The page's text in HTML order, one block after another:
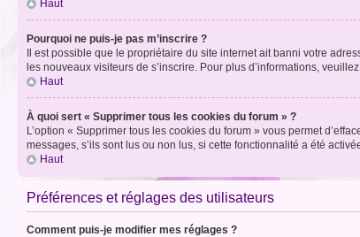
Haut
Pourquoi ne puis-je pas m’inscrire ?
Il est possible que le propriétaire du site internet ait banni votre
les nouveaux visiteurs de s’inscrire. Pour plus d’informations,
Haut
À quoi sert « Supprimer tous les cookies du forum » ?
L’option « Supprimer tous les cookies du forum » vous permet
messages, s’ils sont lus ou non lus, si cette fonctionnalité a été
Haut
Préférences et réglages des utilisateurs
Comment puis-je modifier mes réglages ?